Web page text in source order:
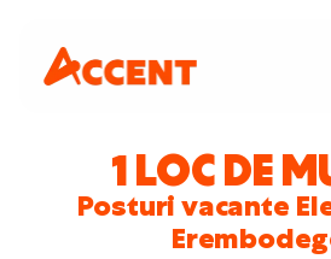
1 LOC DE
Posturi vacante